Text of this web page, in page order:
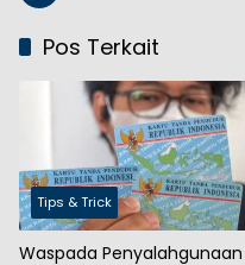
Pos Terkait
Tips & Trick
Waspada Penyalahgunaan